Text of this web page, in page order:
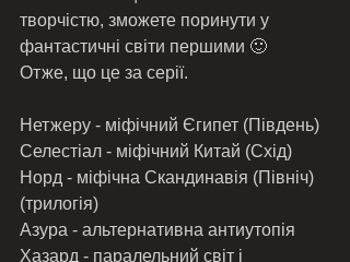
творчістю, зможете поринути у
фантастичні світи першими 🙂
Отже, що це за серії.
Нетжеру - міфічний Єгипет (Південь)
Селестіал - міфічний Китай (Схід)
Норд - міфічна Скандинавія (Північ)
(трилогія)
Азура - альтернативна антиутопія
Хазард - паралельний світ і